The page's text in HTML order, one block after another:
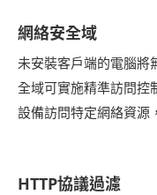
網絡安全域
未安裝客戶端的電腦將
全域可實施精準訪問控
設備訪問特定網絡資源
HTTP協議過濾